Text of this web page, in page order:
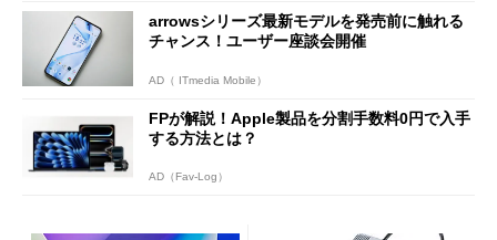
arrowsシリーズ最新モデルを発売前に触れる
チャンス！ユーザー座談会開催
AD（ ITmedia Mobile）
FPが解説！Apple製品を分割手数料0円で入手
する方法とは？
AD（Fav-Log）